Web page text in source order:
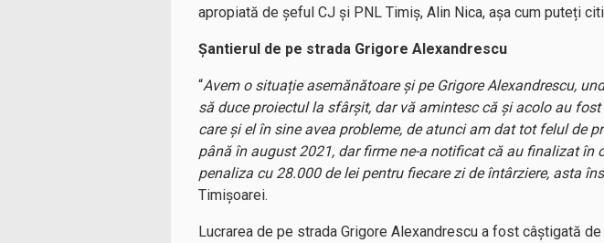
apropiată de șeful CJ și PNL Timiș, Alin Nica, așa cum puteți citi
Șantierul de pe strada Grigore Alexandrescu
“Avem o situație asemănătoare și pe Grigore Alexandrescu,
să duce proiectul la sfârșit, dar vă amintesc că și acolo au
care și el în sine avea probleme, de atunci am dat tot felul de
până în august 2021, dar firme ne-a notificat că au finalizat în
penaliza cu 28.000 de lei pentru fiecare zi de întârziere, asta
Timișoarei.
Lucrarea de pe strada Grigore Alexandrescu a fost câștigată